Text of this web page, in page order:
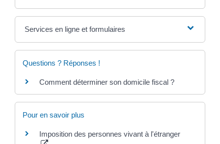
Services en ligne et formulaires
Questions ? Réponses !
Comment déterminer son domicile fiscal ?
Pour en savoir plus
Imposition des personnes vivant à l'étranger